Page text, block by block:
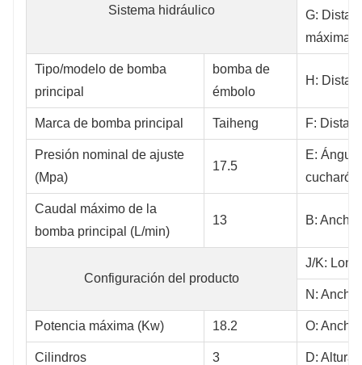
Sistema hidráulico
G:
máxima
Tipo/modelo de bomba
principal
bomba de
émbolo
H:
Marca de bomba principal Taiheng F:
Presión nominal de ajuste
(Mpa)
17.5
E:
cucharón
Caudal máximo de la
bomba principal (L/min)
13 B: Ancho
Configuración del producto
J/K:
N: Ancho
Potencia máxima (Kw) 18.2 O: Ancho
Cilindros 3 D: Altura